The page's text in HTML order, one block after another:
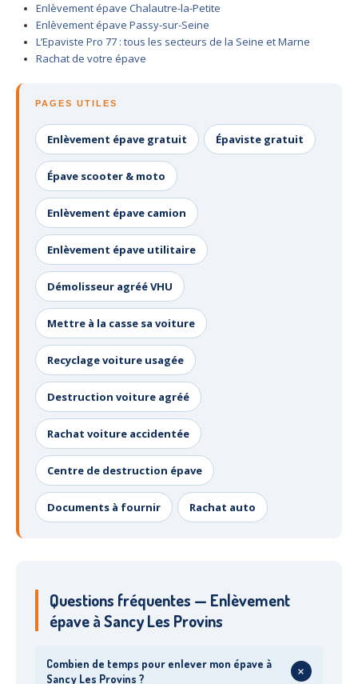
Centreagréé VHU 95 : casse auto avec destruction
DOCUMENTSÀ JOINDRE
CONTACT
01 83 64 20 40
Enlèvement épave Chalautre-la-Petite
Enlèvement épave Passy-sur-Seine
L’Epaviste Pro 77 : tous les secteurs de la Seine et Marne
Rachat de votre épave
PAGES UTILES
Enlèvement épave gratuit Épaviste gratuit
Épave scooter & moto
Enlèvement épave camion
Enlèvement épave utilitaire
Démolisseur agréé VHU
Mettre à la casse sa voiture
Recyclage voiture usagée
Destruction voiture agréé
Rachat voiture accidentée
Centre de destruction épave
Documents à fournir Rachat auto
Questions fréquentes — Enlèvement
épave à Sancy Les Provins
Combien de temps pour enlever mon épave à
Sancy Les Provins ?
+